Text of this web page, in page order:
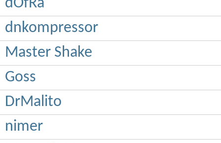
dOfRa
dnkompressor
Master Shake
Goss
DrMalito
nimer